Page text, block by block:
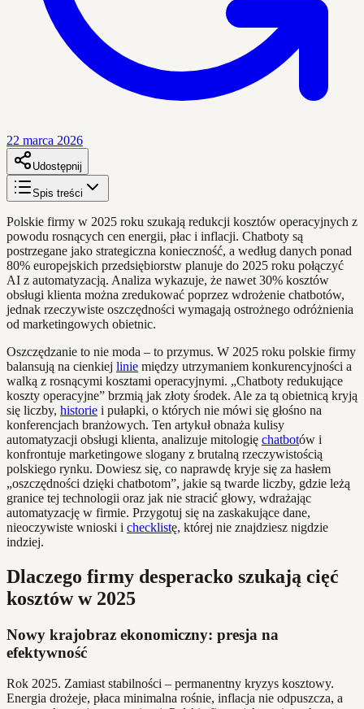
22 marca 2026
Udostępnij
Spis treści
Polskie firmy w 2025 roku szukają redukcji kosztów operacyjnych z
powodu rosnących cen energii, płac i inflacji. Chatboty są
postrzegane jako strategiczna konieczność, a według danych ponad
80% europejskich przedsiębiorstw planuje do 2025 roku połączyć
AI z automatyzacją. Analiza wykazuje, że nawet 30% kosztów
obsługi klienta można zredukować poprzez wdrożenie chatbotów,
jednak rzeczywiste oszczędności wymagają ostrożnego odróżnienia
od marketingowych obietnic.
Oszczędzanie to nie moda – to przymus. W 2025 roku polskie firmy
balansują na cienkiej linie między utrzymaniem konkurencyjności a
walką z rosnącymi kosztami operacyjnymi. „Chatboty redukujące
koszty operacyjne” brzmią jak złoty środek. Ale za tą obietnicą kryją
się liczby, historie i pułapki, o których nie mówi się głośno na
konferencjach branżowych. Ten artykuł obnaża kulisy
automatyzacji obsługi klienta, analizuje mitologię chatbotów i
konfrontuje marketingowe slogany z brutalną rzeczywistością
polskiego rynku. Dowiesz się, co naprawdę kryje się za hasłem
„oszczędności dzięki chatbotom”, jakie są twarde liczby, gdzie leżą
granice tej technologii oraz jak nie stracić głowy, wdrażając
automatyzację w firmie. Przygotuj się na zaskakujące dane,
nieoczywiste wnioski i checklistę, której nie znajdziesz nigdzie
indziej.
Dlaczego firmy desperacko szukają cięć
kosztów w 2025
Nowy krajobraz ekonomiczny: presja na
efektywność
Rok 2025. Zamiast stabilności – permanentny kryzys kosztowy.
Energia drożeje, płaca minimalna rośnie, inflacja nie odpuszcza, a